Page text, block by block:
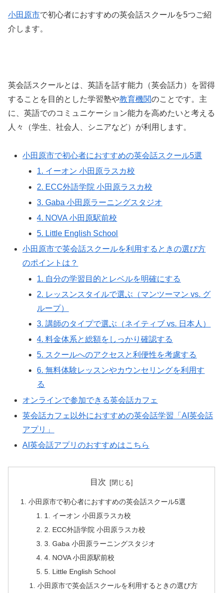
小田原市で初心者におすすめの英会話スクールを5つご紹
介します。
英会話スクールとは、英語を話す能力（英会話力）を習得
することを目的とした学習塾や教育機関のことです。主
に、英語でのコミュニケーション能力を高めたいと考える
人々（学生、社会人、シニアなど）が利用します。
小田原市で初心者におすすめの英会話スクール5選
1. イーオン 小田原ラスカ校
2. ECC外語学院 小田原ラスカ校
3. Gaba 小田原ラーニングスタジオ
4. NOVA 小田原駅前校
5. Little English School
小田原市で英会話スクールを利用するときの選び方
のポイントは？
1. 自分の学習目的とレベルを明確にする
2. レッスンスタイルで選ぶ（マンツーマン vs. グ
ループ）
3. 講師のタイプで選ぶ（ネイティブ vs. 日本人）
4. 料金体系と総額をしっかり確認する
5. スクールへのアクセスと利便性を考慮する
6. 無料体験レッスンやカウンセリングを利用す
る
オンラインで参加できる英会話カフェ
英会話カフェ以外におすすめの英会話学習「AI英会話
アプリ」
AI英会話アプリのおすすめはこちら
目次
小田原市で初心者におすすめの英会話スクール5選
1. イーオン 小田原ラスカ校
2. ECC外語学院 小田原ラスカ校
3. Gaba 小田原ラーニングスタジオ
4. NOVA 小田原駅前校
5. Little English School
小田原市で英会話スクールを利用するときの選び方